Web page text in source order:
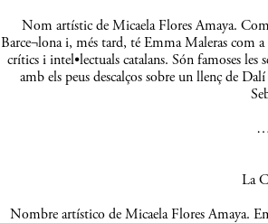
Nom artístic de Micaela Flores Amaya.
Barce¬lona i, més tard, té Emma Maleras com
crítics i intel•lectuals catalans. Són famoses
amb els peus descalços sobre un llenç de
La
Nombre artístico de Micaela Flores Amaya.